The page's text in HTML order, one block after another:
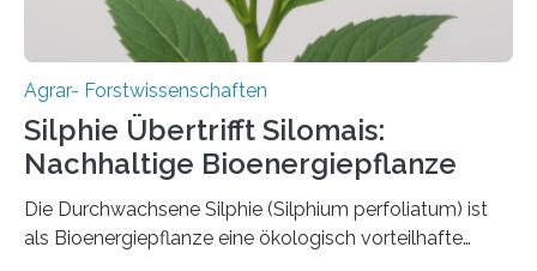
Agrar- Forstwissenschaften
Silphie Übertrifft Silomais:
Nachhaltige Bioenergiepflanze
Die Durchwachsene Silphie (Silphium perfoliatum) ist
als Bioenergiepflanze eine ökologisch vorteilhafte